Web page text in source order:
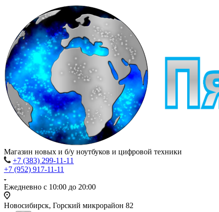
Магазин новых и б/у ноутбуков и цифровой техники
+7 (383) 299-11-11
+7 (952) 917-11-11
Ежедневно с 10:00 до 20:00
Новосибирск, Горский микрорайон 82